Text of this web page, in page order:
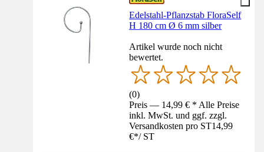
Edelstahl-Pflanzstab FloraSelf
H 180 cm Ø 6 mm silber
Artikel wurde noch nicht
bewertet.
(0)
Preis — 14,99 € * Alle Preise
inkl. MwSt. und ggf. zzgl.
Versandkosten pro ST14,99
€*/ ST